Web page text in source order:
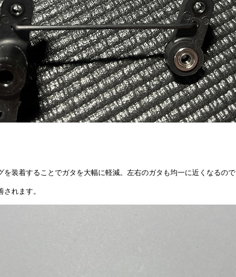
を装着することでガタを大幅に軽減。左右のガタも均一に近くなるので
れます。